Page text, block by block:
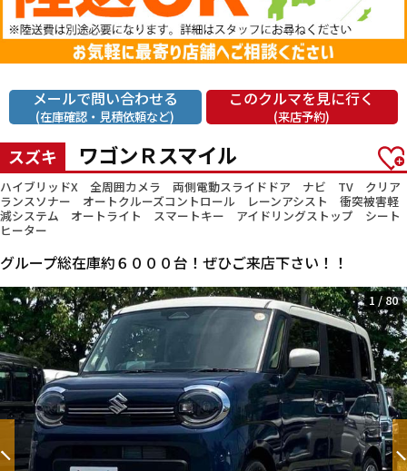
メールで問い合わせる
(在庫確認・見積依頼など)
このクルマを見に行く
(来店予約)
スズキ ワゴンＲスマイル
ハイブリッドX 全周囲カメラ 両側電動スライドドア ナビ TV クリア
ランスソナー オートクルーズコントロール レーンアシスト 衝突被害軽
減システム オートライト スマートキー アイドリングストップ シート
ヒーター
グループ総在庫約６０００台！ぜひご来店下さい！！
1 /80